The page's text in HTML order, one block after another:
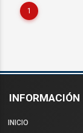
1
INFORMACIÓN
INICIO